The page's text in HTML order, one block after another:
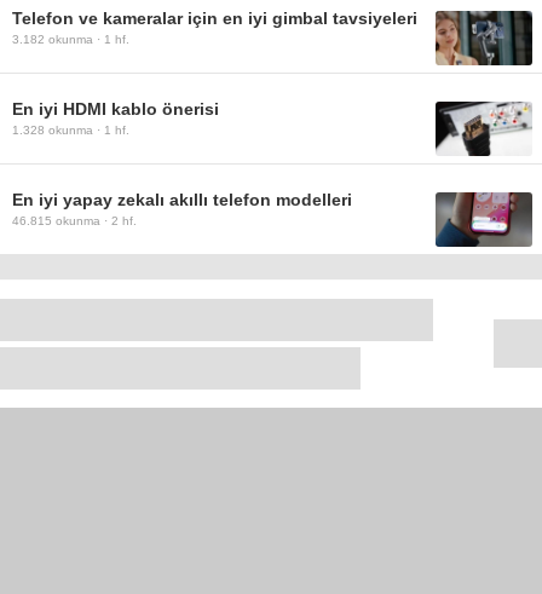
Telefon ve kameralar için en iyi gimbal tavsiyeleri
3.182 okunma · 1 hf.
En iyi HDMI kablo önerisi
1.328 okunma · 1 hf.
En iyi yapay zekalı akıllı telefon modelleri
46.815 okunma · 2 hf.